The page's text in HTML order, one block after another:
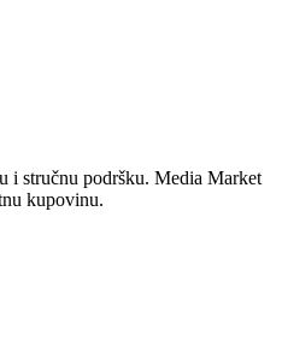
i stručnu podršku. Media Market
kupovinu.